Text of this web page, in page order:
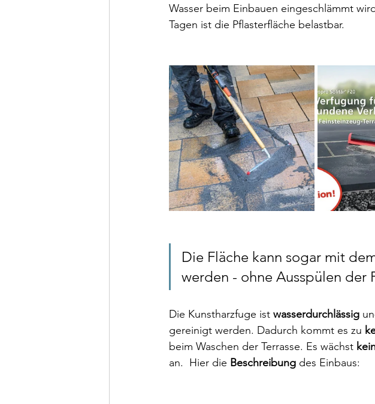
Wasser beim Einbauen eingeschlämmt
Tagen ist die Pflasterfläche belastbar.
Die Fläche kann sogar mit
werden - ohne Ausspülen der
Die Kunstharzfuge ist wasserdurchlässig
gereinigt werden. Dadurch kommt es zu
beim Waschen der Terrasse. Es wächst
an.  Hier die Beschreibung des Einbaus: